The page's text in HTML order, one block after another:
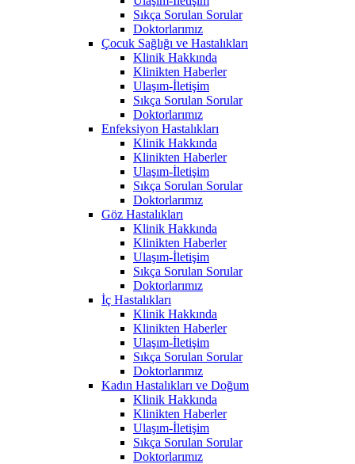
Sıkça Sorulan Sorular
Doktorlarımız
Çocuk Sağlığı ve Hastalıkları
Klinik Hakkında
Klinikten Haberler
Ulaşım-İletişim
Sıkça Sorulan Sorular
Doktorlarımız
Enfeksiyon Hastalıkları
Klinik Hakkında
Klinikten Haberler
Ulaşım-İletişim
Sıkça Sorulan Sorular
Doktorlarımız
Göz Hastalıkları
Klinik Hakkında
Klinikten Haberler
Ulaşım-İletişim
Sıkça Sorulan Sorular
Doktorlarımız
İç Hastalıkları
Klinik Hakkında
Klinikten Haberler
Ulaşım-İletişim
Sıkça Sorulan Sorular
Doktorlarımız
Kadın Hastalıkları ve Doğum
Klinik Hakkında
Klinikten Haberler
Ulaşım-İletişim
Sıkça Sorulan Sorular
Doktorlarımız